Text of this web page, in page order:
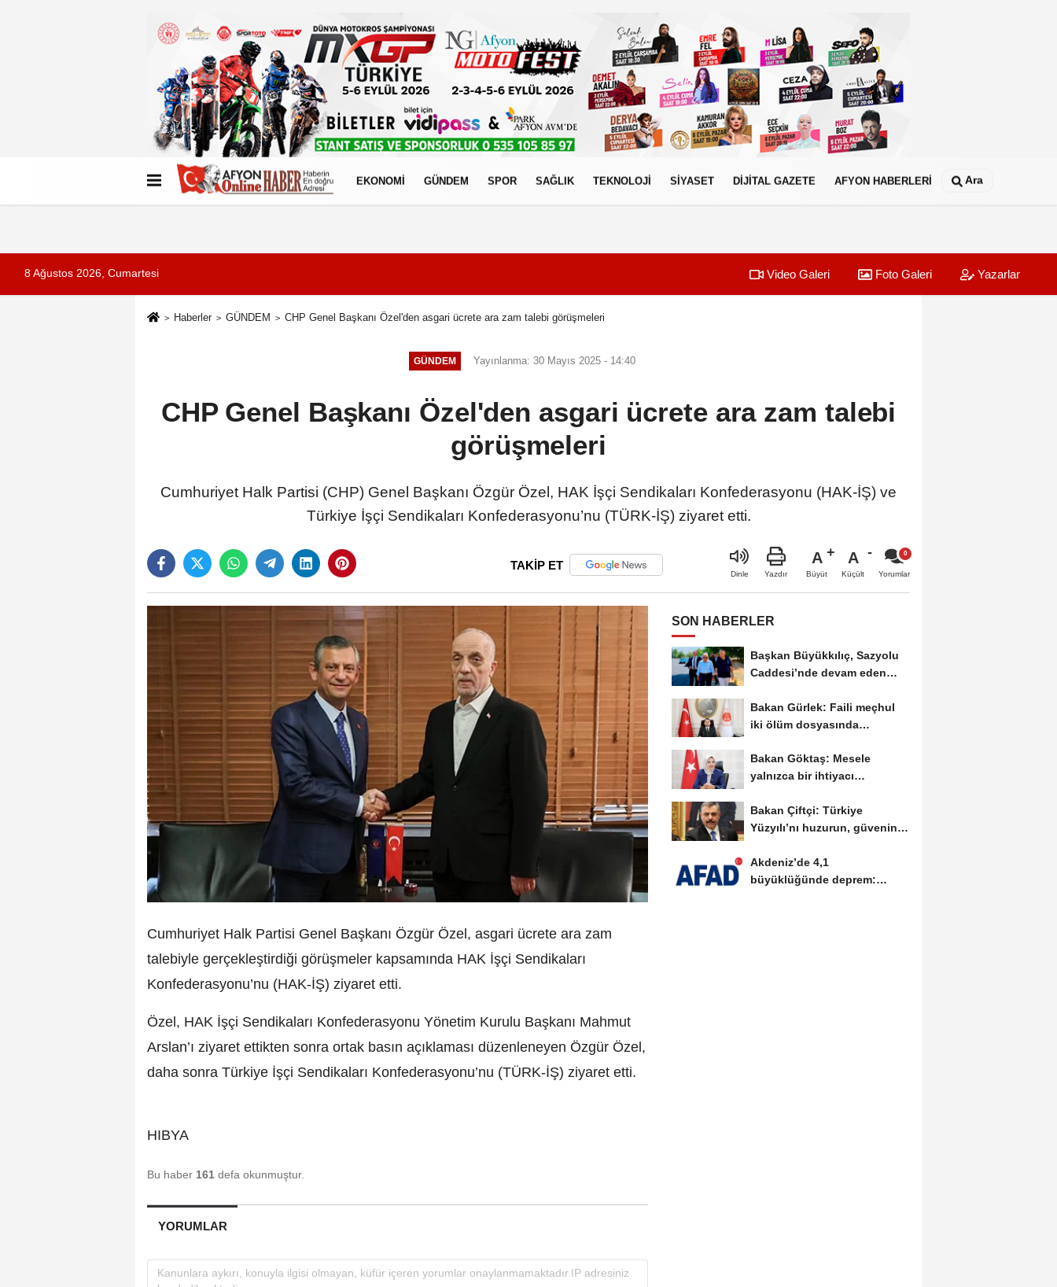
Künye İletişim Çerez Politikası
EKONOMİ GÜNDEM SPOR SAĞLIK TEKNOLOJİ SİYASET DİJİTAL GAZETE AFYON HABERLERİ Ara
8 Ağustos 2026, Cumartesi Video Galeri Foto Galeri Yazarlar
Haberler GÜNDEM CHP Genel Başkanı Özel'den asgari ücrete ara zam talebi görüşmeleri
GÜNDEM Yayınlanma: 30 Mayıs 2025 - 14:40
CHP Genel Başkanı Özel'den asgari ücrete ara zam talebi
görüşmeleri
Cumhuriyet Halk Partisi (CHP) Genel Başkanı Özgür Özel, HAK İşçi Sendikaları Konfederasyonu (HAK-İŞ) ve
Türkiye İşçi Sendikaları Konfederasyonu’nu (TÜRK-İŞ) ziyaret etti.
TAKİP ET
Dinle Yazdır
A
Büyüt
A
Küçült Yorumlar
Cumhuriyet Halk Partisi Genel Başkanı Özgür Özel, asgari ücrete ara zam
talebiyle gerçekleştirdiği görüşmeler kapsamında HAK İşçi Sendikaları
Konfederasyonu’nu (HAK-İŞ) ziyaret etti.
Özel, HAK İşçi Sendikaları Konfederasyonu Yönetim Kurulu Başkanı Mahmut
Arslan’ı ziyaret ettikten sonra ortak basın açıklaması düzenleneyen Özgür Özel,
daha sonra Türkiye İşçi Sendikaları Konfederasyonu’nu (TÜRK-İŞ) ziyaret etti.
HIBYA
Bu haber 161 defa okunmuştur.
YORUMLAR
SON HABERLER
Başkan Büyükkılıç, Sazyolu
Caddesi’nde devam eden
Bakan Gürlek: Faili meçhul
iki ölüm dosyasında
Bakan Göktaş: Mesele
yalnızca bir ihtiyacı
Bakan Çiftçi: Türkiye
Yüzyılı’nı huzurun, güvenin
Akdeniz’de 4,1
büyüklüğünde deprem: